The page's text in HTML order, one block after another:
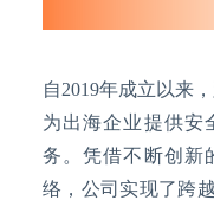
自2019年成立以来
为出海企业提供安
务。凭借不断创新
络，公司实现了跨